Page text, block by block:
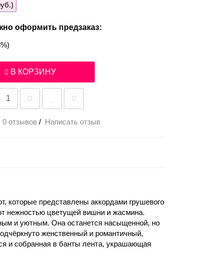
оформить предзаказ:
В КОРЗИНУ
0 отзывов / Написать отзыв
которые представлены аккордами грушевого
нежностью цветущей вишни и жасмина.
и уютным. Она останется насыщенной, но
женственный и романтичный,
и собранная в банты лента, украшающая